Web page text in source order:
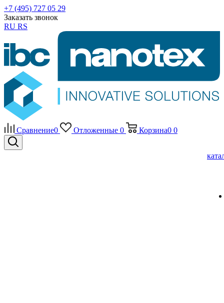
+7 (495) 727 05 29
Заказать звонок
RU RS
Сравнение0 Отложенные 0 Корзина0 0